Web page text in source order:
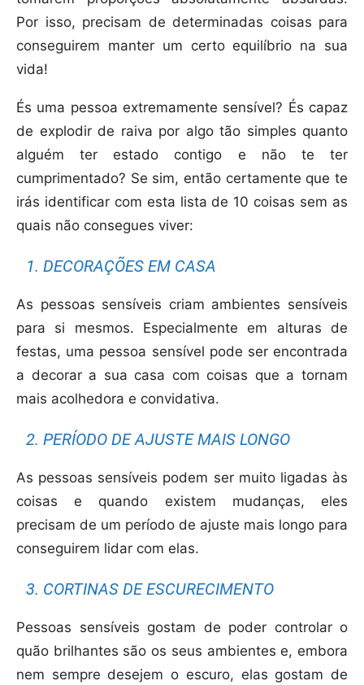
Por isso, precisam de determinadas coisas para
conseguirem manter um certo equilíbrio na sua
vida!
És uma pessoa extremamente sensível? És capaz
de explodir de raiva por algo tão simples quanto
alguém ter estado contigo e não te ter
cumprimentado? Se sim, então certamente que te
irás identificar com esta lista de 10 coisas sem as
quais não consegues viver:
1. DECORAÇÕES EM CASA
As pessoas sensíveis criam ambientes sensíveis
para si mesmos. Especialmente em alturas de
festas, uma pessoa sensível pode ser encontrada
a decorar a sua casa com coisas que a tornam
mais acolhedora e convidativa.
2. PERÍODO DE AJUSTE MAIS LONGO
As pessoas sensíveis podem ser muito ligadas às
coisas e quando existem mudanças, eles
precisam de um período de ajuste mais longo para
conseguirem lidar com elas.
3. CORTINAS DE ESCURECIMENTO
Pessoas sensíveis gostam de poder controlar o
quão brilhantes são os seus ambientes e, embora
nem sempre desejem o escuro, elas gostam de